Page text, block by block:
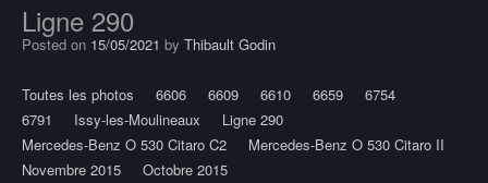
Ligne 290
Posted on 15/05/2021 by Thibault Godin
Toutes les photos 6606 6609 6610 6659
6754
6791
Issy-les-Moulineaux
Ligne 290
Mercedes-Benz O 530 Citaro C2
Mercedes-Benz O 530 Citaro II
Novembre 2015
Octobre 2015